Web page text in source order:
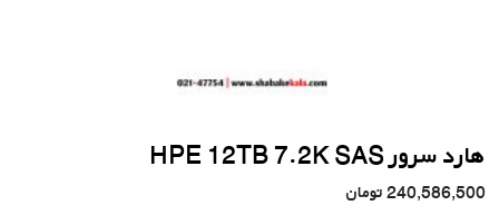
هارد سرور HPE 12TB 7.2K SAS
240,586,500تومان